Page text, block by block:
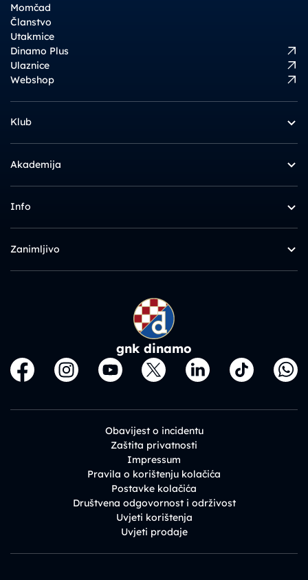
Momčad
Članstvo
Utakmice
Dinamo Plus
Ulaznice
Webshop
Klub
Akademija
Info
Zanimljivo
gnk dinamo
Obavijest o incidentu
Zaštita privatnosti
Impressum
Pravila o korištenju kolačića
Postavke kolačića
Društvena odgovornost i održivost
Uvjeti korištenja
Uvjeti prodaje